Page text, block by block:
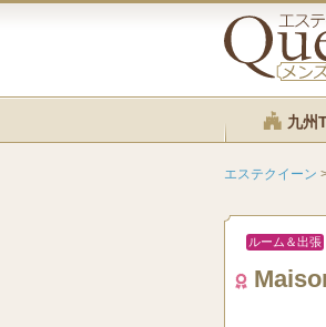
九州
エステクイーン
ルーム＆出張